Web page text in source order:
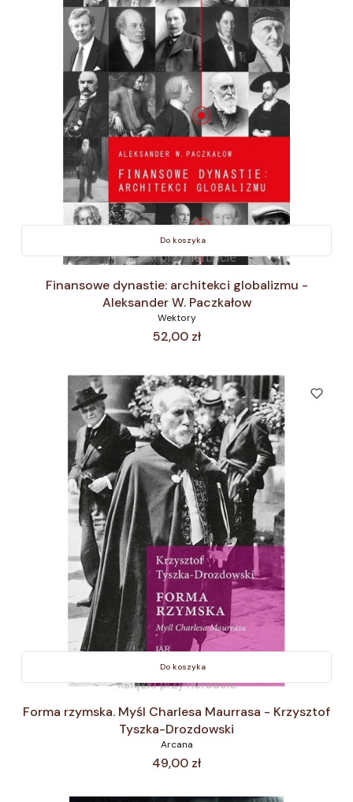
Do koszyka
Finansowe dynastie: architekci globalizmu -
Aleksander W. Paczkałow
Wektory
Cena
52,00 zł
Do koszyka
Forma rzymska. Myśl Charlesa Maurrasa - Krzysztof
Tyszka-Drozdowski
Arcana
Cena
49,00 zł